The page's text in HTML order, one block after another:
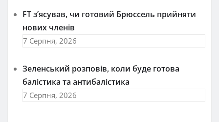
FT зʼясував, чи готовий Брюссель прийняти
нових членів
7 Серпня, 2026
Зеленський розповів, коли буде готова
балістика та антибалістика
7 Серпня, 2026